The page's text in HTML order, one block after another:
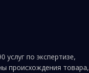
услуг по экспертизе,
происхождения товара,